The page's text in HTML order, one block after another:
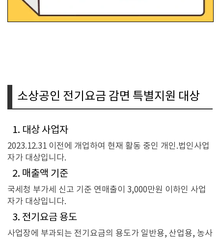
소상공인 전기요금 감면 특별지원 대상
1. 대상 사업자
2023.12.31 이전에 개업하여 현재 활동 중인 개인.법인사업
자가 대상입니다.
2. 매출액 기준
국세청 부가세 신고 기준 연매출이 3,000만원 이하인 사업
자가 대상입니다.
3. 전기요금 용도
사업장에 부과되는 전기요금의 용도가 일반용, 산업용, 농사